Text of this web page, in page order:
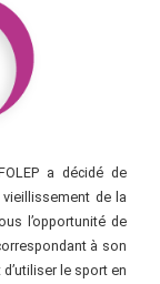
a décidé de
de la
l’opportunité de
à son
le sport en